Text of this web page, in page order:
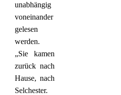
unabhängig
voneinander
gelesen
werden.
„Sie kamen
zurück nach
Hause, nach
Selchester.